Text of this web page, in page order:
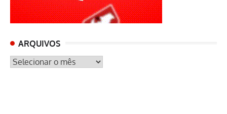
ARQUIVOS
ARQUIVOS